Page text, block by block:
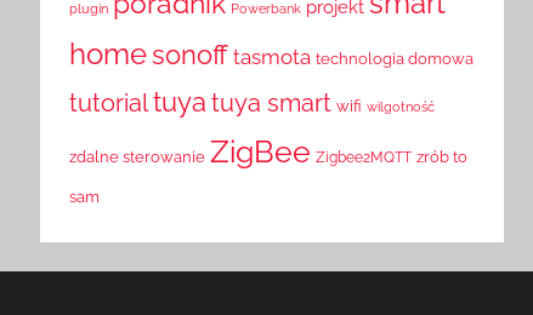
plugin Powerbank projekt
home sonoff tasmota technologia domowa
tutorialtuya tuya smart wifi wilgotność
zdalne sterowanie ZigBee Zigbee2MQTT zrób to
sam